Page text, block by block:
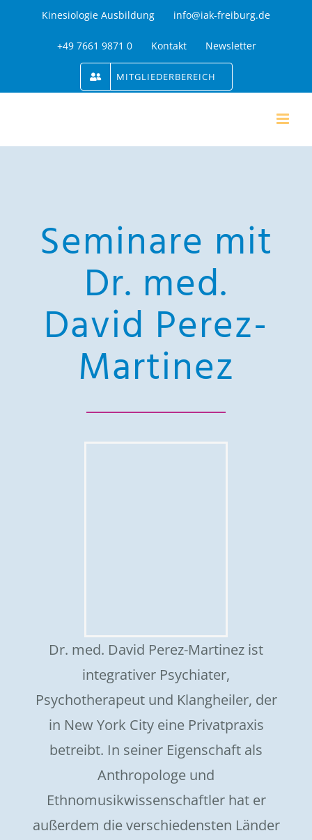
Kinesiologie Ausbildung info@iak-freiburg.de
+49 7661 9871 0 Kontakt Newsletter
MITGLIEDERBEREICH
Seminare mit
Dr. med.
David Perez-
Martinez
Dr. med. David Perez-Martinez ist
integrativer Psychiater,
Psychotherapeut und Klangheiler, der
in New York City eine Privatpraxis
betreibt. In seiner Eigenschaft als
Anthropologe und
Ethnomusikwissenschaftler hat er
außerdem die verschiedensten Länder